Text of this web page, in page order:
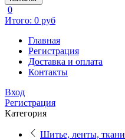
0
Итого: 0 руб
Главная
Регистрация
Доставка и оплата
Контакты
Вход
Регистрация
Категория
Шитье, ленты, ткани